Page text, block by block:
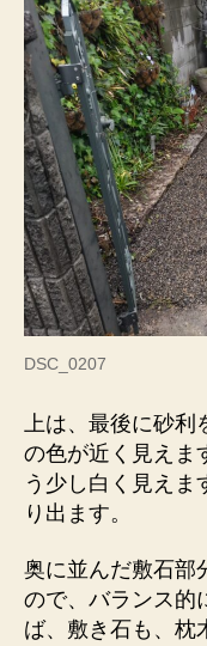
DSC_0207
上は、最後に砂
の色が近く見えま
う少し白く見えま
り出ます。
奥に並んだ敷石部
ので、バランス的
ば、敷き石も、枕